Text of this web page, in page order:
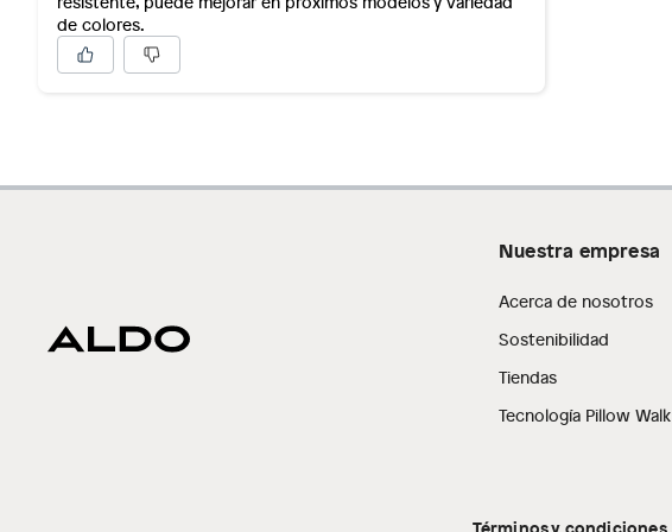
de colores.
Nuestra empresa
Acerca de nosotros
Sostenibilidad
Tiendas
Tecnología Pillow Walk
Términos y condiciones